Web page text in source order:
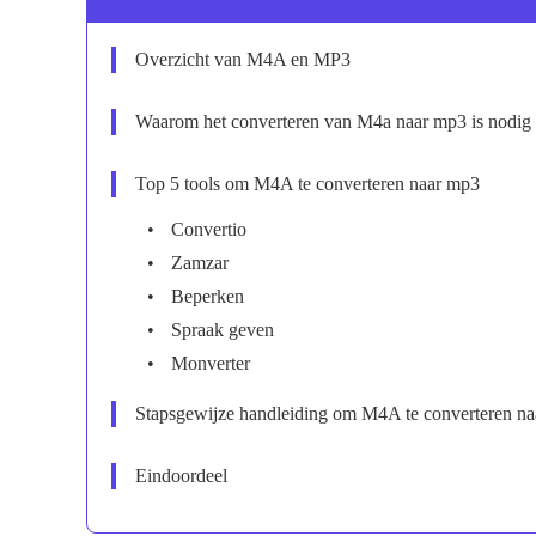
Overzicht van M4A en MP3
Waarom het converteren van M4a naar mp3 is nodig
Top 5 tools om M4A te converteren naar mp3
Convertio
Zamzar
Beperken
Spraak geven
Monverter
Stapsgewijze handleiding om M4A te converteren
Eindoordeel